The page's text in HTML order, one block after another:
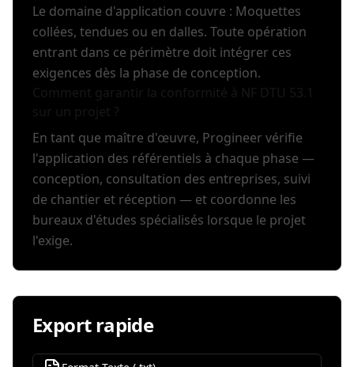
Le domaine d'application couvre : Moquettes
collées, tendues ou en dalles. Toute opération
entrant dans ce périmètre doit intégrer ces
exigences dès la phase de conception.
En tant que maître d'œuvre, Progineer vérifie
l'application des référentiels à chaque phase —
conception, consultation des entreprises, suivi
de chantier et réception — et coordonne les
bureaux d'études spécialisés lorsque le projet
l'exige.
Export rapide